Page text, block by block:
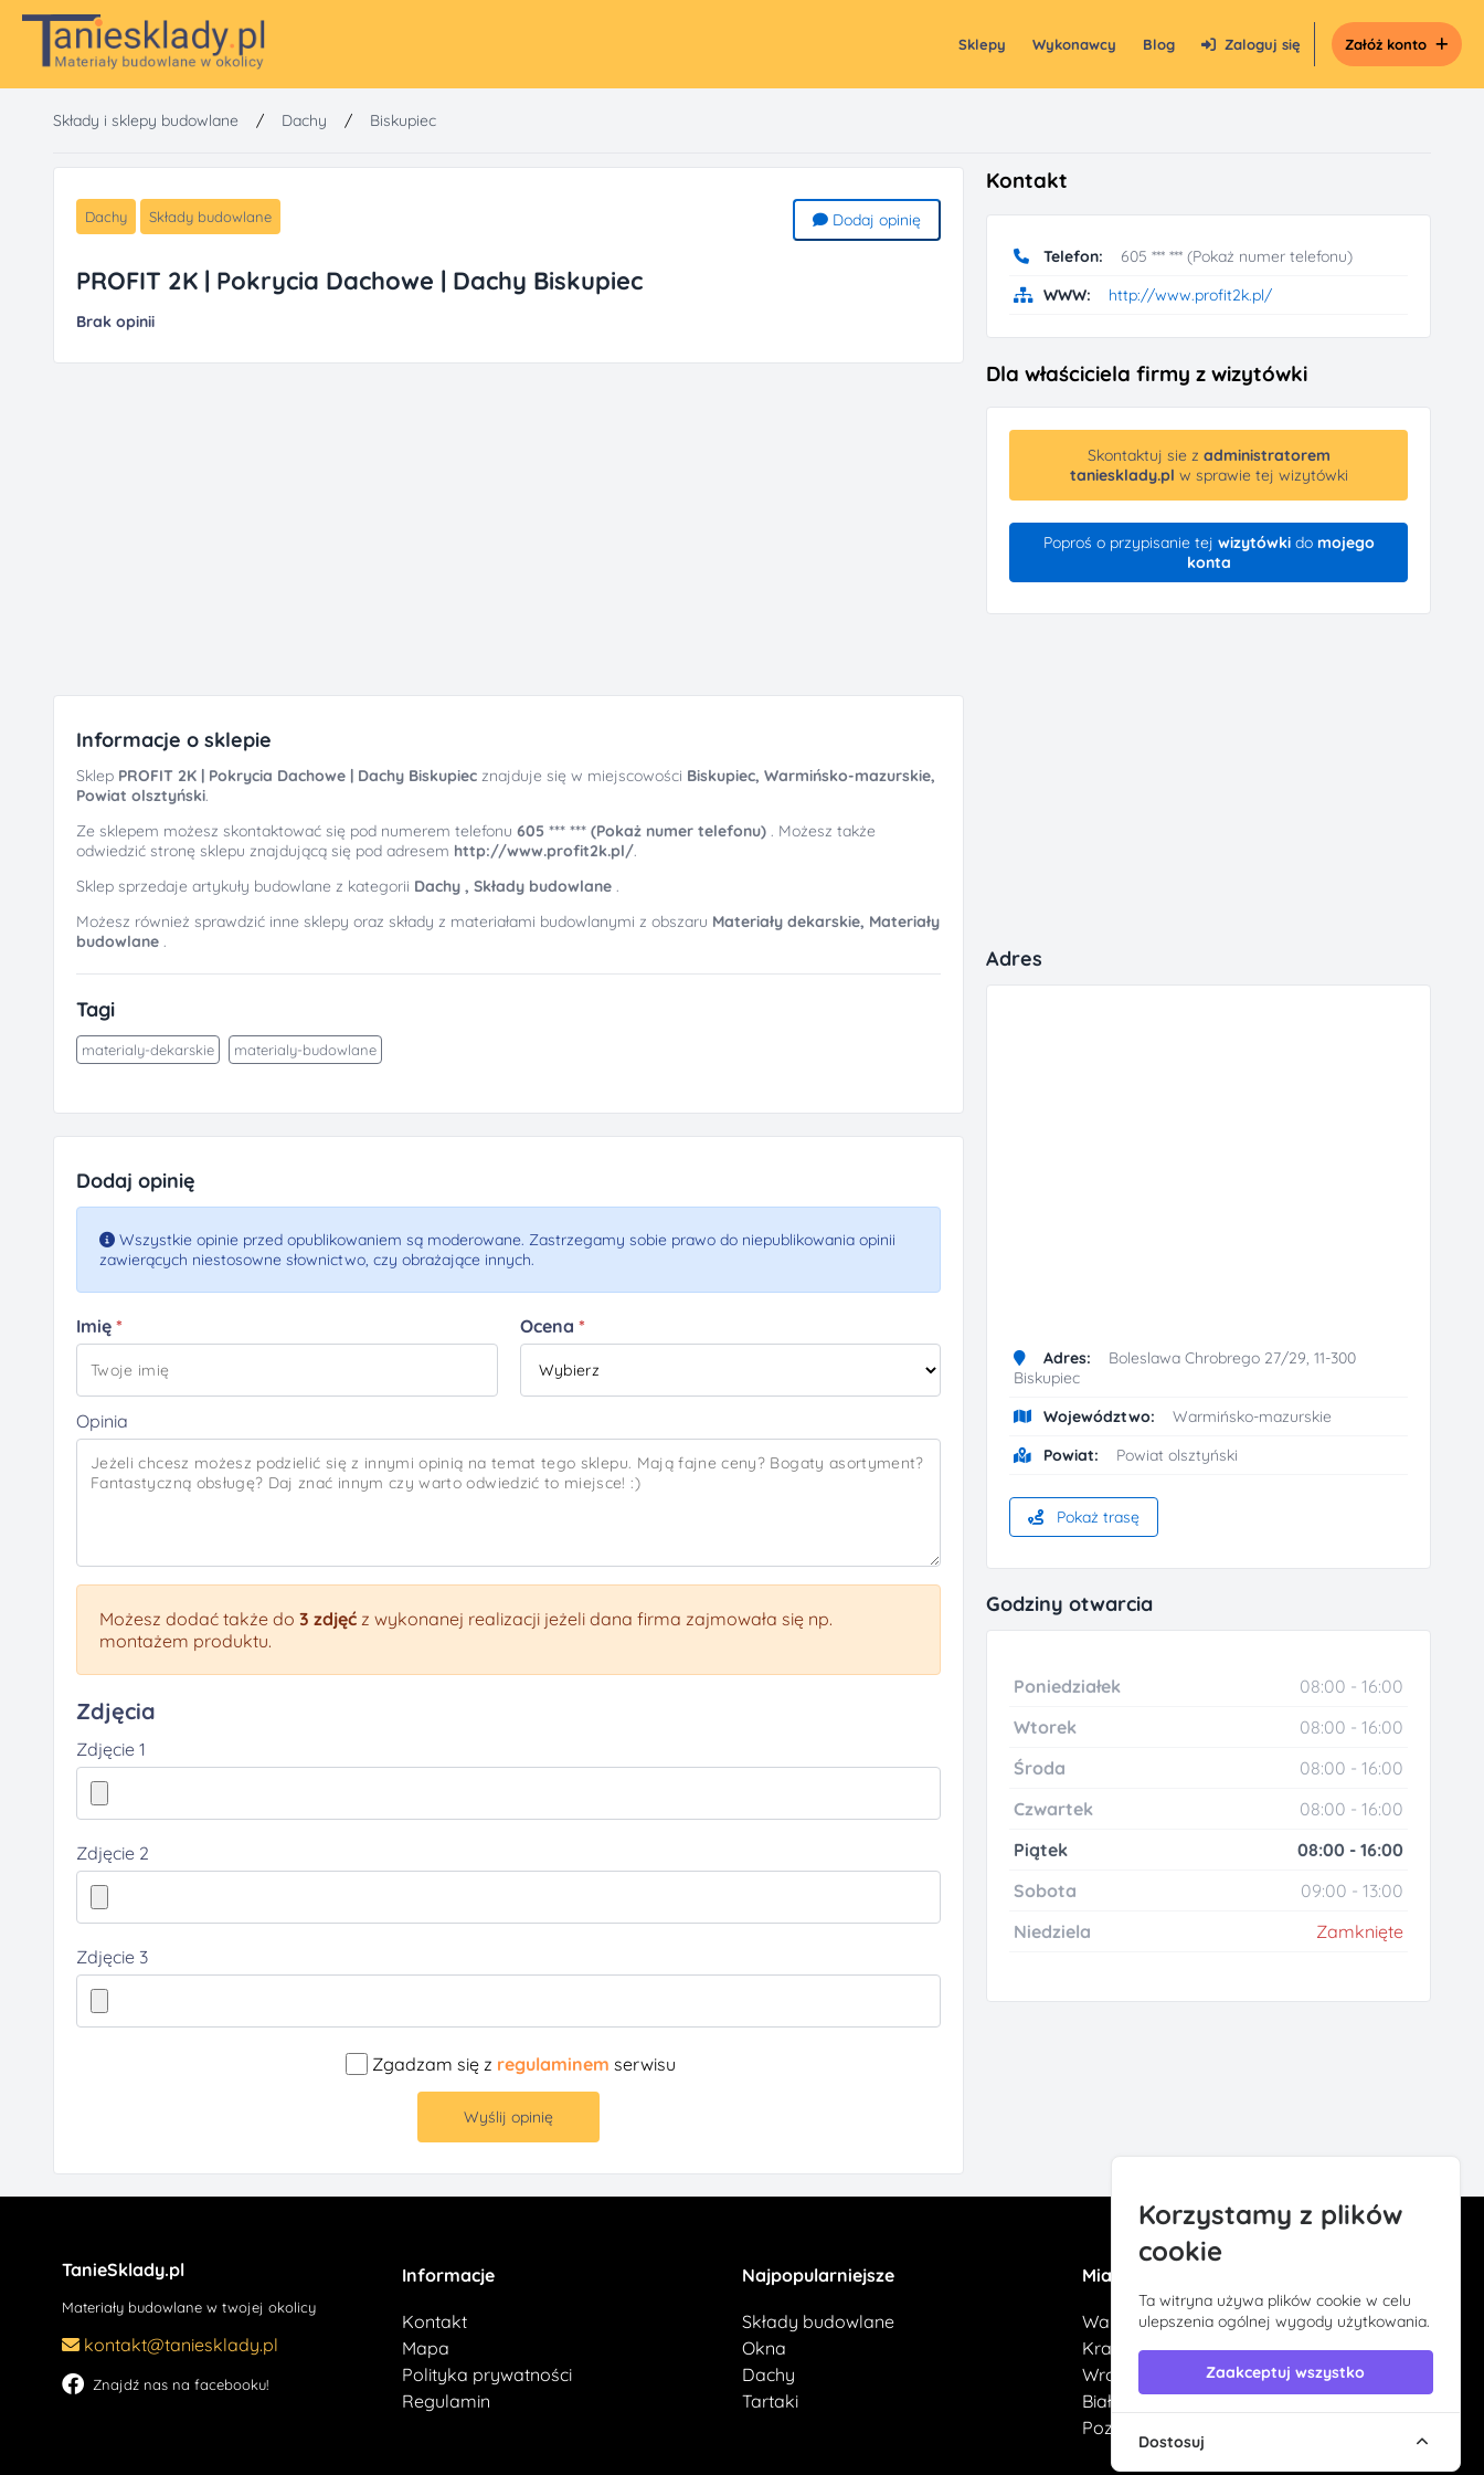
Sklepy Wykonawcy Blog Zaloguj się Załóż konto
Składy i sklepy budowlane / Dachy / Biskupiec
Dodaj opinię
Dachy Składy budowlane
PROFIT 2K | Pokrycia Dachowe | Dachy Biskupiec
Brak opinii
Informacje o sklepie
Sklep PROFIT 2K | Pokrycia Dachowe | Dachy Biskupiec znajduje się w miejscowości Biskupiec, Warmińsko-mazurskie,
Powiat olsztyński.
Ze sklepem możesz skontaktować się pod numerem telefonu 605 *** *** (Pokaż numer telefonu) . Możesz także
odwiedzić stronę sklepu znajdującą się pod adresem http://www.profit2k.pl/.
Sklep sprzedaje artykuły budowlane z kategorii Dachy , Składy budowlane .
Możesz również sprawdzić inne sklepy oraz składy z materiałami budowlanymi z obszaru Materiały dekarskie, Materiały
budowlane .
Tagi
materialy-dekarskie materialy-budowlane
Dodaj opinię
Wszystkie opinie przed opublikowaniem są moderowane. Zastrzegamy sobie prawo do niepublikowania opinii
zawierących niestosowne słownictwo, czy obrażające innych.
Imię Ocena
Opinia
Możesz dodać także do 3 zdjęć z wykonanej realizacji jeżeli dana firma zajmowała się np.
montażem produktu.
Zdjęcia
Zdjęcie 1
Zdjęcie 2
Zdjęcie 3
Zgadzam się z regulaminem serwisu
Wyślij opinię
Kontakt
Telefon:
605 *** *** (Pokaż numer telefonu)
WWW:
http://www.profit2k.pl/
Dla właściciela firmy z wizytówki
Skontaktuj sie z administratorem
taniesklady.pl w sprawie tej wizytówki
Poproś o przypisanie tej wizytówkido mojego
konta
Adres
Adres:
Boleslawa Chrobrego 27/29, 11-300
Biskupiec
Województwo:
Warmińsko-mazurskie
Powiat:
Powiat olsztyński
Pokaż trasę
Godziny otwarcia
Poniedziałek
08:00 - 16:00
Wtorek
08:00 - 16:00
Środa
08:00 - 16:00
Czwartek
08:00 - 16:00
Piątek
08:00 - 16:00
Sobota
09:00 - 13:00
Niedziela
Zamknięte
TanieSklady.pl
Materiały budowlane w twojej okolicy
kontakt@taniesklady.pl
Znajdź nas na facebooku!
Informacje
Kontakt
Mapa
Polityka prywatności
Regulamin
Najpopularniejsze
Składy budowlane
Okna
Dachy
Tartaki
Miasta
Warszawa
Kraków
Wrocław
Białystok
Poznań
Korzystamy z plików
cookie
Ta witryna używa plików cookie w celu
ulepszenia ogólnej wygody użytkowania.
Zaakceptuj wszystko
Dostosuj